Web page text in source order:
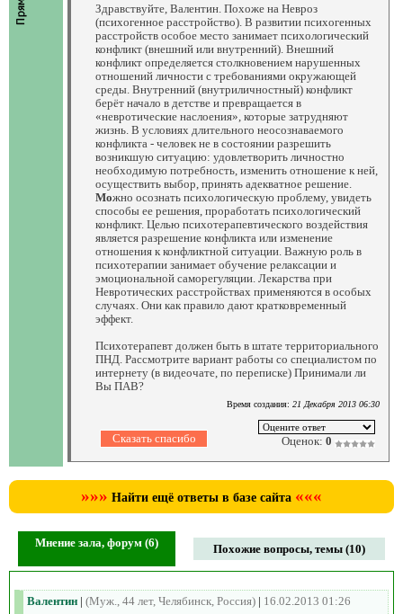
Здравствуйте, Валентин. Похоже на Невроз
(психогенное расстройство). В развитии психогенных
расстройств особое место занимает психологический
конфликт (внешний или внутренний). Внешний
конфликт определяется столкновением нарушенных
отношений личности с требованиями окружающей
среды. Внутренний (внутриличностный) конфликт
берёт начало в детстве и превращается в
«невротические наслоения», которые затрудняют
жизнь. В условиях длительного неосознаваемого
конфликта - человек не в состоянии разрешить
возникшую ситуацию: удовлетворить личностно
необходимую потребность, изменить отношение к ней,
осуществить выбор, принять адекватное решение.
Можно осознать психологическую проблему, увидеть
способы ее решения, проработать психологический
конфликт. Целью психотерапевтического воздействия
является разрешение конфликта или изменение
отношения к конфликтной ситуации. Важную роль в
психотерапии занимает обучение релаксации и
эмоциональной саморегуляции. Лекарства при
Невротических расстройствах применяются в особых
случаях. Они как правило дают кратковременный
эффект.
Психотерапевт должен быть в штате территориального
ПНД. Рассмотрите вариант работы со специалистом по
интернету (в видеочате, по переписке) Принимали ли
Вы ПАВ?
Время создания: 21 Декабря 2013 06:30
Оценок: 0
»»» Найти ещё ответы в базе сайта «««
Мнение зала, форум (6) Похожие вопросы, темы (10)
Валентин | (Муж., 44 лет, Челябинск, Россия) | 16.02.2013 01:26